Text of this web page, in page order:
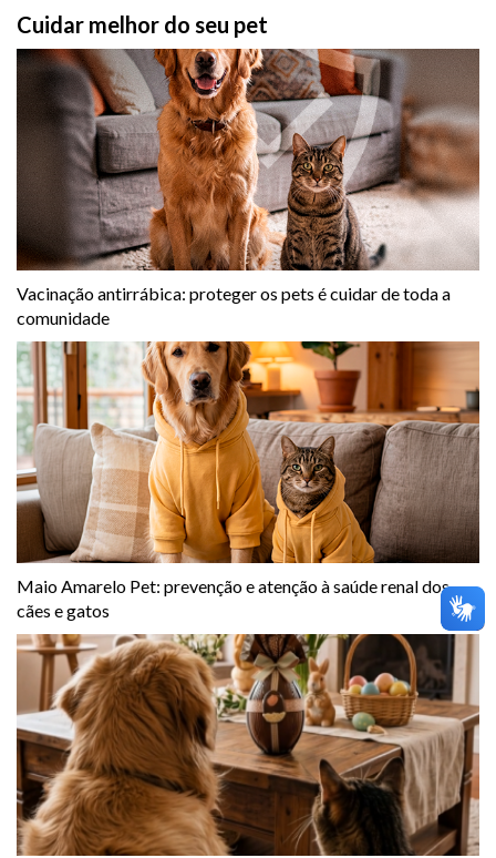
Cuidar melhor do seu pet
Vacinação antirrábica: proteger os pets é cuidar de toda a
comunidade
Maio Amarelo Pet: prevenção e atenção à saúde renal dos
cães e gatos